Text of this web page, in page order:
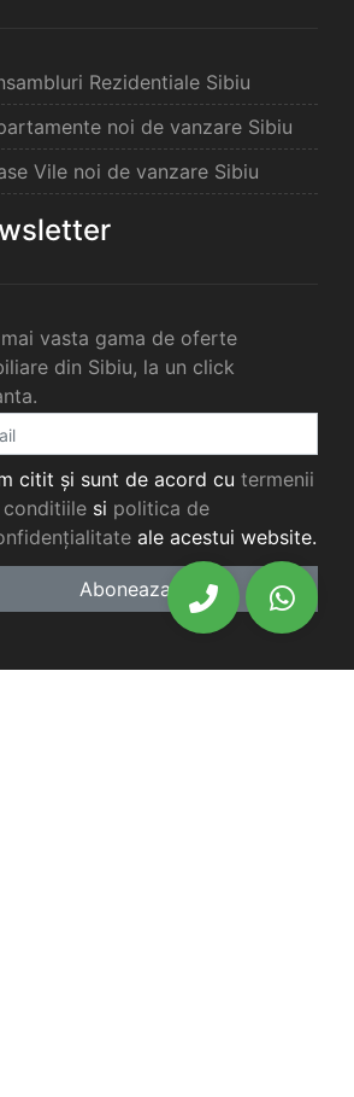
Rezidentiale Sibiu
noi de vanzare Sibiu
Vile noi de vanzare Sibiu
vasta gama de oferte
din Sibiu, la un click
citit și sunt de acord cu termenii
conditiilesi politica de
ale acestui website.
Aboneaza-te